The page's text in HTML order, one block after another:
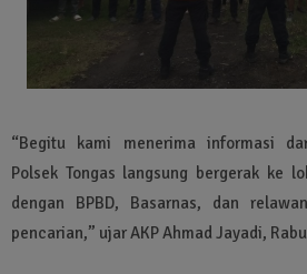
“Begitu kami menerima informasi
Polsek Tongas langsung bergerak ke
dengan BPBD, Basarnas, dan
pencarian,” ujar AKP Ahmad Jayadi,